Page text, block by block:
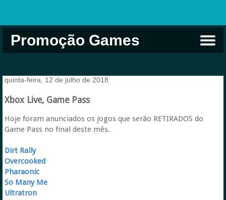
Promoção Games
quinta-feira, 12 de julho de 2018
Xbox Live, Game Pass
Hoje foram anunciados os jogos que serão RETIRADOS do
Game Pass no final deste mês.
Dirt Rally
Overcooked
Pharaonic
So Many Me
Ultratron